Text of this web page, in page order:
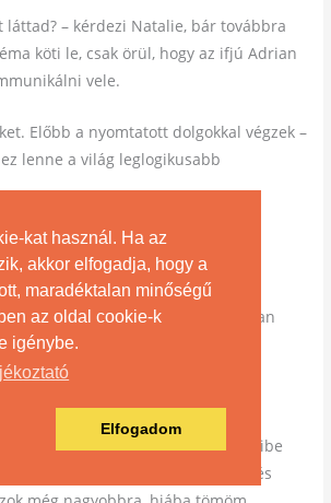
kat használ. Ha az
akkor elfogadja, hogy a
maradéktalan minőségű
az oldal cookie-k
igénybe.
Elfogadom
láttad? – kérdezi Natalie, bár továbbra
köti le, csak örül, hogy az ifjú Adrian
vele.
Előbb a nyomtatott dolgokkal végzek –
lenne a világ leglogikusabb
filmeket nézni! – nevet Natalie
hosszú az öröklét – veti oda Adrian
Még azt sem tudom, pontosan mibe
Oké, nincs szükségem ételre és